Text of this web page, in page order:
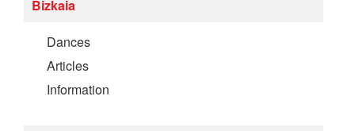
Bizkaia
Dances
Articles
Information